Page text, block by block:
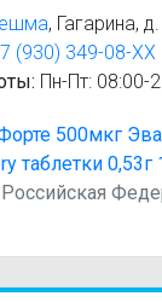
, Гагарина,
(930) 349-08-XX
Пн-Пт: 08:00-
500мкг
таблетки